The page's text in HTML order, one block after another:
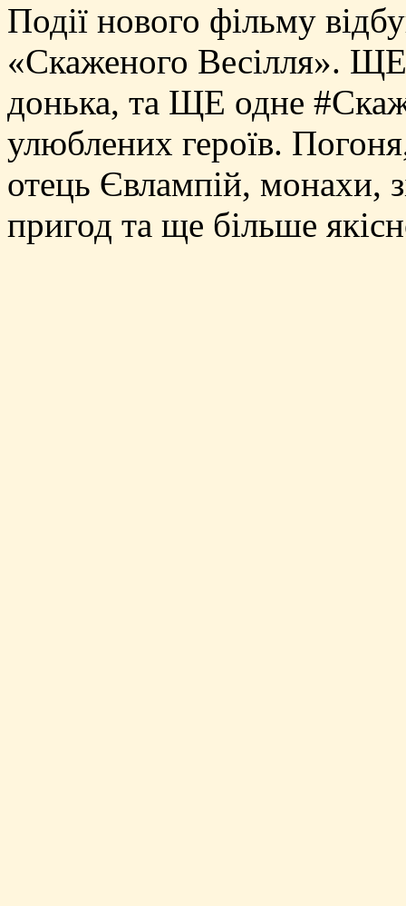
Події нового фільму
«Скаженого Весілля».
донька, та ЩЕ одне
улюблених героїв.
отець Євлампій, монахи,
пригод та ще більше